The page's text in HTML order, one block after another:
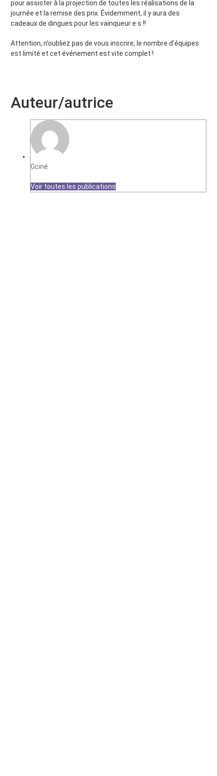
pour assister à la projection de toutes les réalisations de la
journée et la remise des prix. Évidemment, il y aura des
cadeaux de dingues pour les vainqueur·e·s !!
Attention, n’oubliez pas de vous inscrire, le nombre d’équipes
est limité et cet événement est vite complet !
Auteur/autrice
Gciné
Voir toutes les publications